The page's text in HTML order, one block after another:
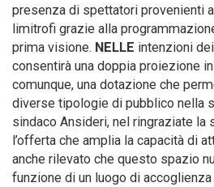
presenza di spettatori provenienti
limitrofi grazie alla
prima visione. NELLE intenzioni
consentirà una doppia proiezione
comunque, una dotazione che
diverse tipologie di pubblico nella
sindaco Ansideri, nel ringraziate la
l’offerta che amplia la capacità di
anche rilevato che questo spazio
funzione di un luogo di